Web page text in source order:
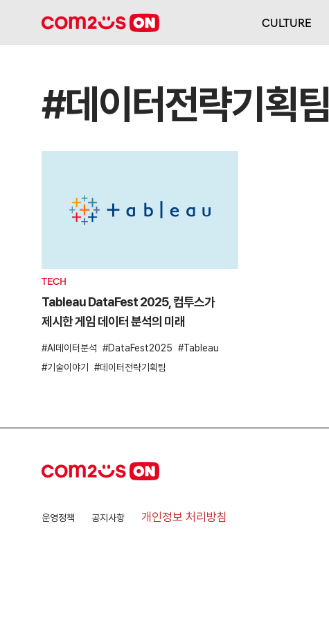
CULTURE
#데이터전략기획팀
TECH
Tableau DataFest 2025, 컴투스가
제시한 게임 데이터 분석의 미래
AI데이터분석 DataFest2025
Tableau
기술이야기
데이터전략기획팀
운영정책 공지사항 개인정보 처리방침